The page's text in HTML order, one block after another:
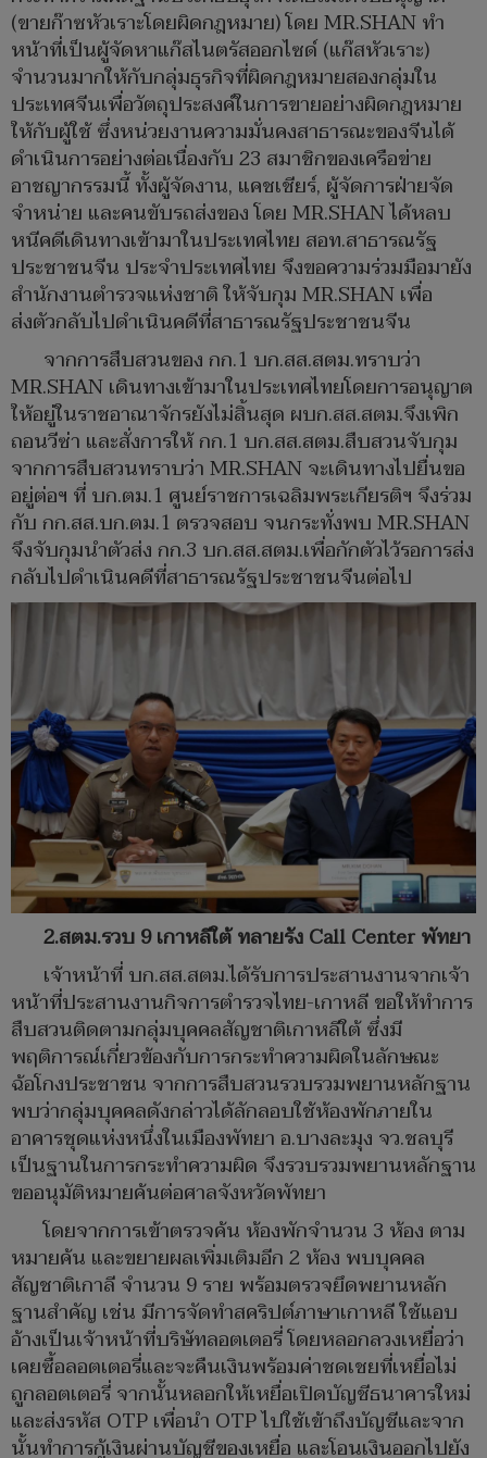
(ขายก๊าซหัวเราะโดยผิดกฎหมาย) โดย MR.SHAN ทำ
หน้าที่เป็นผู้จัดหาแก๊สไนตรัสออกไซด์ (แก๊สหัวเราะ)
จำนวนมากให้กับกลุ่มธุรกิจที่ผิดกฎหมายสองกลุ่มใน
ประเทศจีนเพื่อวัตถุประสงค์ในการขายอย่างผิดกฎหมาย
ให้กับผู้ใช้ ซึ่งหน่วยงานความมั่นคงสาธารณะของจีนได้
ดำเนินการอย่างต่อเนื่องกับ 23 สมาชิกของเครือข่าย
อาชญากรรมนี้ ทั้งผู้จัดงาน, แคชเชียร์, ผู้จัดการฝ่ายจัด
จำหน่าย และคนขับรถส่งของ โดย MR.SHAN ได้หลบ
หนีคดีเดินทางเข้ามาในประเทศไทย สอท.สาธารณรัฐ
ประชาชนจีน ประจำประเทศไทย จึงขอความร่วมมือมายัง
สำนักงานตำรวจแห่งชาติ ให้จับกุม MR.SHAN เพื่อ
ส่งตัวกลับไปดำเนินคดีที่สาธารณรัฐประชาชนจีน
จากการสืบสวนของ กก.1 บก.สส.สตม.ทราบว่า
MR.SHAN เดินทางเข้ามาในประเทศไทยโดยการอนุญาต
ให้อยู่ในราชอาณาจักรยังไม่สิ้นสุด ผบก.สส.สตม.จึงเพิก
ถอนวีซ่า และสั่งการให้ กก.1 บก.สส.สตม.สืบสวนจับกุม
จากการสืบสวนทราบว่า MR.SHAN จะเดินทางไปยื่นขอ
อยู่ต่อฯ ที่ บก.ตม.1 ศูนย์ราชการเฉลิมพระเกียรติฯ จึงร่วม
กับ กก.สส.บก.ตม.1 ตรวจสอบ จนกระทั่งพบ MR.SHAN
จึงจับกุมนำตัวส่ง กก.3 บก.สส.สตม.เพื่อกักตัวไว้รอการส่ง
กลับไปดำเนินคดีที่สาธารณรัฐประชาชนจีนต่อไป
2.สตม.รวบ 9 เกาหลีใต้ ทลายรัง Call Center พัทยา
เจ้าหน้าที่ บก.สส.สตม.ได้รับการประสานงานจากเจ้า
หน้าที่ประสานงานกิจการตำรวจไทย-เกาหลี ขอให้ทำการ
สืบสวนติดตามกลุ่มบุคคลสัญชาติเกาหลีใต้ ซึ่งมี
พฤติการณ์เกี่ยวข้องกับการกระทำความผิดในลักษณะ
ฉ้อโกงประชาชน จากการสืบสวนรวบรวมพยานหลักฐาน
พบว่ากลุ่มบุคคลดังกล่าวได้ลักลอบใช้ห้องพักภายใน
อาคารชุดแห่งหนึ่งในเมืองพัทยา อ.บางละมุง จว.ชลบุรี
เป็นฐานในการกระทำความผิด จึงรวบรวมพยานหลักฐาน
ขออนุมัติหมายค้นต่อศาลจังหวัดพัทยา
โดยจากการเข้าตรวจค้น ห้องพักจำนวน 3 ห้อง ตาม
หมายค้น และขยายผลเพิ่มเติมอีก 2 ห้อง พบบุคคล
สัญชาติเกาลี จำนวน 9 ราย พร้อมตรวจยึดพยานหลัก
ฐานสำคัญ เช่น มีการจัดทำสคริปต์ภาษาเกาหลี ใช้แอบ
อ้างเป็นเจ้าหน้าที่บริษัทลอตเตอรี่ โดยหลอกลวงเหยื่อว่า
เคยซื้อลอตเตอรี่และจะคืนเงินพร้อมค่าชดเชยที่เหยื่อไม่
ถูกลอตเตอรี่ จากนั้นหลอกให้เหยื่อเปิดบัญชีธนาคารใหม่
และส่งรหัส OTP เพื่อนำ OTP ไปใช้เข้าถึงบัญชีและจาก
นั้นทำการกู้เงินผ่านบัญชีของเหยื่อ และโอนเงินออกไปยัง